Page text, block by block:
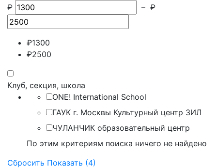
₽
– ₽
₽1300
₽2500
Клуб, секция, школа
ONE! International School
ГАУК г. Москвы Культурный центр ЗИЛ
ЧУЛАНЧИК образовательный центр
По этим критериям поиска ничего не найдено
Сбросить Показать (4)